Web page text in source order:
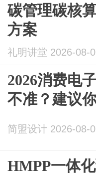
碳管理碳核
方案
礼明讲堂 2026-08-
2026消费电
不准？建议
简盟设计 2026-08-
HMPP一体